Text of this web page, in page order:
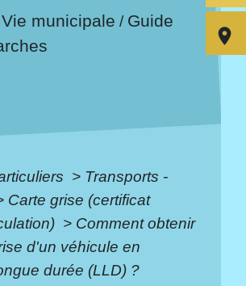
Vie municipale / Guide
> Transports -
Carte grise (certificat
> Comment obtenir
d'un véhicule en
durée (LLD) ?
room